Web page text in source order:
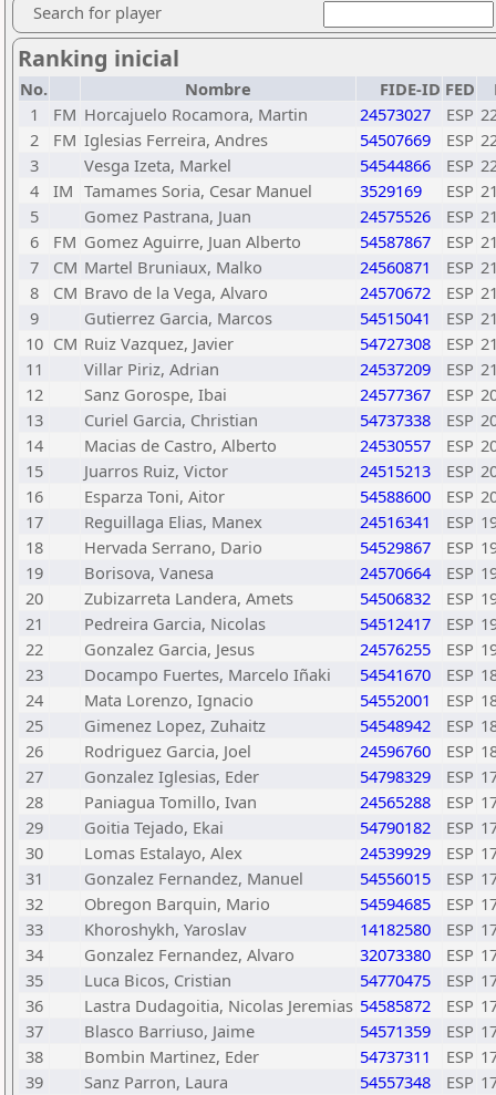
Search for player
Ranking inicial
No. Nombre FIDE-ID FED
1
FM Horcajuelo Rocamora, Martin 24573027 ESP
2
FM Iglesias Ferreira, Andres 54507669 ESP
3
Vesga Izeta, Markel 54544866 ESP
4
IM Tamames Soria, Cesar Manuel 3529169 ESP
5
Gomez Pastrana, Juan 24575526 ESP
6
FM Gomez Aguirre, Juan Alberto 54587867 ESP
7
CM Martel Bruniaux, Malko 24560871 ESP
8
CM Bravo de la Vega, Alvaro 24570672 ESP
9
Gutierrez Garcia, Marcos 54515041 ESP
10 CM Ruiz Vazquez, Javier 54727308 ESP
11
Villar Piriz, Adrian 24537209 ESP
12
Sanz Gorospe, Ibai 24577367 ESP
13
Curiel Garcia, Christian 54737338 ESP
14
Macias de Castro, Alberto 24530557 ESP
15
Juarros Ruiz, Victor 24515213 ESP
16
Esparza Toni, Aitor 54588600 ESP
17
Reguillaga Elias, Manex 24516341 ESP
18
Hervada Serrano, Dario 54529867 ESP
19
Borisova, Vanesa 24570664 ESP
20
Zubizarreta Landera, Amets 54506832 ESP
21
Pedreira Garcia, Nicolas 54512417 ESP
22
Gonzalez Garcia, Jesus 24576255 ESP
23
Docampo Fuertes, Marcelo Iñaki 54541670 ESP
24
Mata Lorenzo, Ignacio 54552001 ESP
25
Gimenez Lopez, Zuhaitz 54548942 ESP
26
Rodriguez Garcia, Joel 24596760 ESP
27
Gonzalez Iglesias, Eder 54798329 ESP
28
Paniagua Tomillo, Ivan 24565288 ESP
29
Goitia Tejado, Ekai 54790182 ESP
30
Lomas Estalayo, Alex 24539929 ESP
31
Gonzalez Fernandez, Manuel 54556015 ESP
32
Obregon Barquin, Mario 54594685 ESP
33
Khoroshykh, Yaroslav 14182580 ESP
34
Gonzalez Fernandez, Alvaro 32073380 ESP
35
Luca Bicos, Cristian 54770475 ESP
36
Lastra Dudagoitia, Nicolas Jeremias 54585872 ESP
37
Blasco Barriuso, Jaime 54571359 ESP
38
Bombin Martinez, Eder 54737311 ESP
39
Sanz Parron, Laura 54557348 ESP